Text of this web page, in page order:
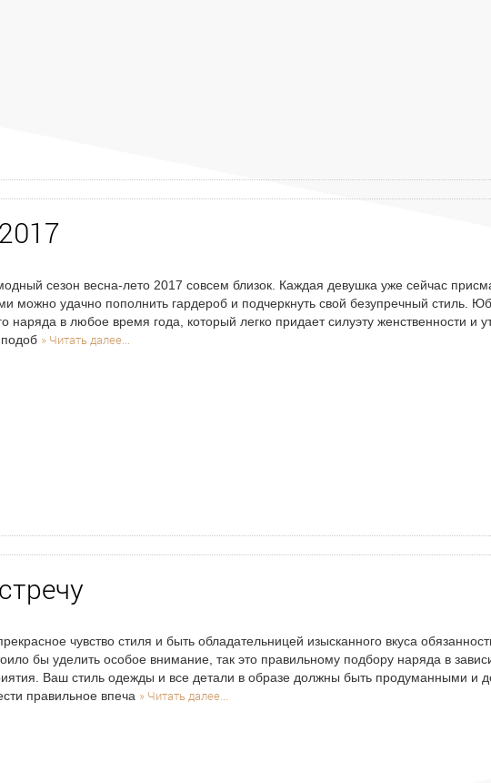
сезон весна-лето 2017 совсем близок. Каждая девушка уже сейчас
можно удачно пополнить гардероб и подчеркнуть свой безупречный стиль.
наряда в любое время года, который легко придает силуэту женственности и
» Читать далее...
чувство стиля и быть обладательницей изысканного вкуса
бы уделить особое внимание, так это правильному подбору наряда в
Ваш стиль одежды и все детали в образе должны быть продуманными и
правильное впеча » Читать далее...